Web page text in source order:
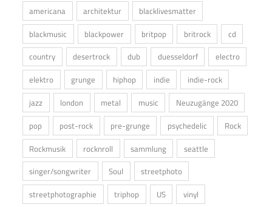
americana
architektur
blacklivesmatter
blackmusic
blackpower britpop britrock
cd
country
desertrock dub duesseldorf
electro
elektro
grunge hiphop indie
indie-rock
jazz
london metal music
Neuzugänge 2020
pop
post-rock pre-grunge psychedelic
Rock
Rockmusik
rocknroll sammlung
seattle
singer/songwriter
Soul
streetphoto
streetphotographie
triphop US vinyl